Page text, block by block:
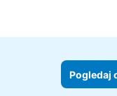
Pogledaj